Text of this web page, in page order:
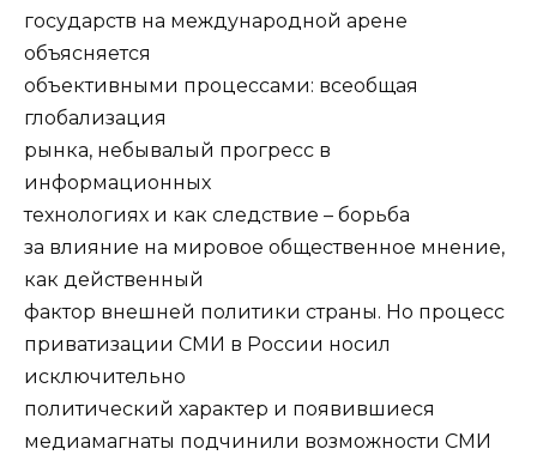
государств на международной арене
объясняется
объективными процессами: всеобщая
глобализация
рынка, небывалый прогресс в
информационных
технологиях и как следствие – борьба
за влияние на мировое общественное мнение,
как действенный
фактор внешней политики страны. Но процесс
приватизации СМИ в России носил
исключительно
политический характер и появившиеся
медиамагнаты подчинили возможности СМИ